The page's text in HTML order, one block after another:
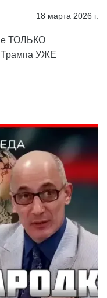
18 марта 2026 г.
ТОЛЬКО
УЖЕ